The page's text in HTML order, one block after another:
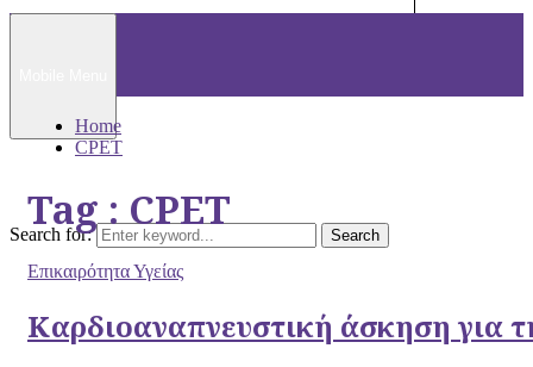
Search for: Search
Home
CPET
Tag : CPET
Επικαιρότητα Υγείας
Καρδιοαναπνευστική άσκηση για